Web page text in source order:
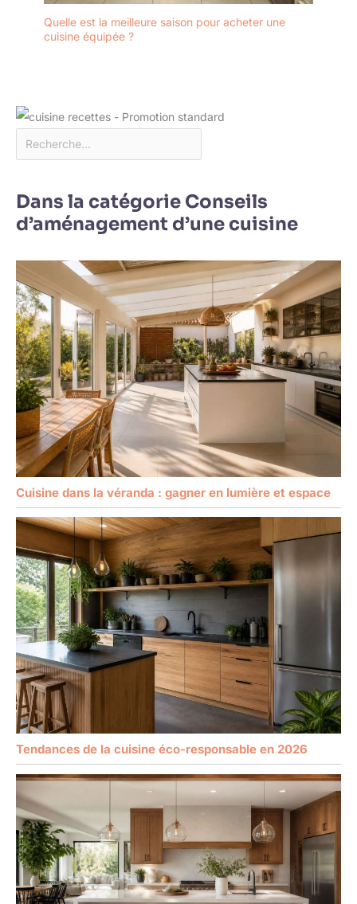
Quelle est la meilleure saison pour acheter une
cuisine équipée ?
Dans la catégorie Conseils
d’aménagement d’une cuisine
Cuisine dans la véranda : gagner en lumière et espace
Tendances de la cuisine éco-responsable en 2026